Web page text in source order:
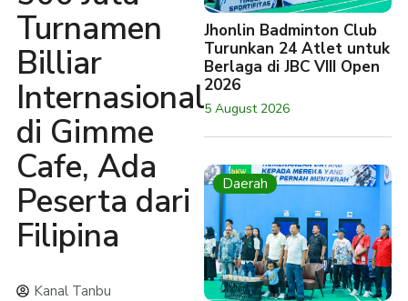
Turnamen
Billiar
Internasional
di Gimme
Cafe, Ada
Peserta dari
Filipina
Kanal Tanbu
Jhonlin Badminton Club
Turunkan 24 Atlet untuk
Berlaga di JBC VIII Open
2026
5 August 2026
Daerah